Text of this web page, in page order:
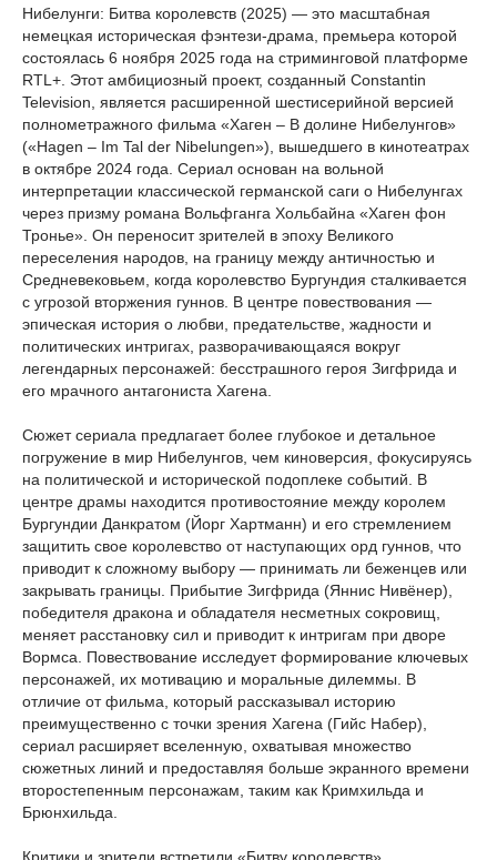
Нибелунги: Битва королевств (2025) — это масштабная
немецкая историческая фэнтези-драма, премьера которой
состоялась 6 ноября 2025 года на стриминговой платформе
RTL+. Этот амбициозный проект, созданный Constantin
Television, является расширенной шестисерийной версией
полнометражного фильма «Хаген – В долине Нибелунгов»
(«Hagen – Im Tal der Nibelungen»), вышедшего в кинотеатрах
в октябре 2024 года. Сериал основан на вольной
интерпретации классической германской саги о Нибелунгах
через призму романа Вольфганга Хольбайна «Хаген фон
Тронье». Он переносит зрителей в эпоху Великого
переселения народов, на границу между античностью и
Средневековьем, когда королевство Бургундия сталкивается
с угрозой вторжения гуннов. В центре повествования —
эпическая история о любви, предательстве, жадности и
политических интригах, разворачивающаяся вокруг
легендарных персонажей: бесстрашного героя Зигфрида и
его мрачного антагониста Хагена.
Сюжет сериала предлагает более глубокое и детальное
погружение в мир Нибелунгов, чем киноверсия, фокусируясь
на политической и исторической подоплеке событий. В
центре драмы находится противостояние между королем
Бургундии Данкратом (Йорг Хартманн) и его стремлением
защитить свое королевство от наступающих орд гуннов, что
приводит к сложному выбору — принимать ли беженцев или
закрывать границы. Прибытие Зигфрида (Яннис Нивёнер),
победителя дракона и обладателя несметных сокровищ,
меняет расстановку сил и приводит к интригам при дворе
Вормса. Повествование исследует формирование ключевых
персонажей, их мотивацию и моральные дилеммы. В
отличие от фильма, который рассказывал историю
преимущественно с точки зрения Хагена (Гийс Набер),
сериал расширяет вселенную, охватывая множество
сюжетных линий и предоставляя больше экранного времени
второстепенным персонажам, таким как Кримхильда и
Брюнхильда.